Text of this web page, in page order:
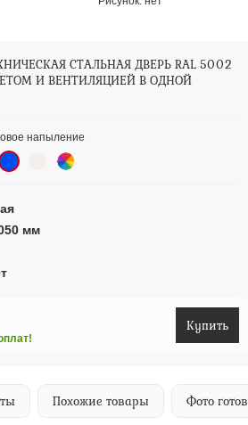
СТАЛЬНАЯ ДВЕРЬ RAL 5002
И ВЕНТИЛЯЦИЕЙ В ОДНОЙ
напыление
мм
Купить
Похожие товары Фото